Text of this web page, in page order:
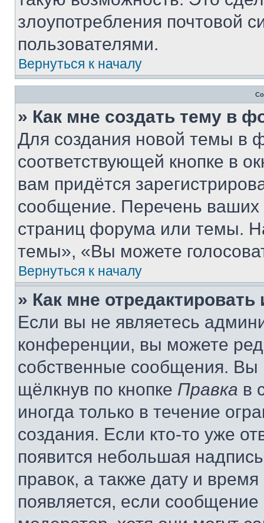
злоупотребления почтовой
пользователями.
Вернуться к началу
» Как мне создать тему в
Для создания новой темы в
соответствующей кнопке в
вам придётся
сообщение. Перечень ваших
страниц форума или темы.
темы», «Вы можете
Вернуться к началу
» Как мне
Если вы не являетесь
конференции, вы можете
собственные сообщения. Вы
щёлкнув по кнопке Правка в
иногда только в течение
создания. Если кто-то уже
появится небольшая
правок, а также дату и
появляется, если